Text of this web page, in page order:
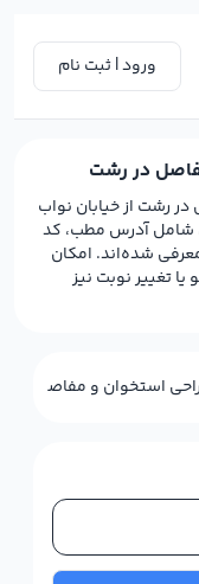
ورود | ثبت نام
در رشت
رشت از خیابان نواب
شامل آدرس مطب، کد
شده‌اند. امکان
تغییر نوبت نیز
استخوان و مفاصل